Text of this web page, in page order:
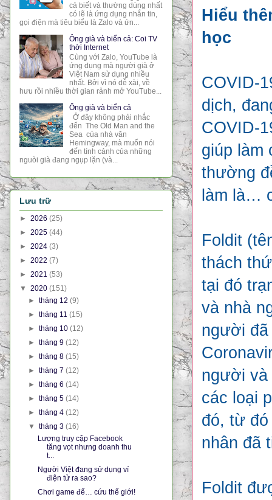
Hiểu
học
COVID-
dịch,
COVID-
giúp làm
thường
làm là…
Foldit
thách
tại đó
và nhà
người đã
người và
các loại
đó, từ đó
nhân đã
Foldit
cả biết và thường dùng nhất
có lẽ là ứng dụng nhắn tin,
gọi điện mà tiêu biểu là Zalo và ứn...
Ông già và biển cả: Coi TV
thời Internet
Cùng với Zalo, YouTube là
ứng dụng mà người già ở
Việt Nam sử dụng nhiều
nhất. Bởi vì nó dễ xài, về
hưu rồi nhiều thời gian rảnh mở YouTube...
Ông già và biển cả
Ở đây không phải nhắc
đến The Old Man and the
Sea của nhà văn
Hemingway, mà muốn nói
đến tình cảnh của những
nguòi già đang ngụp lặn (và...
Lưu trữ
► 2026 (25)
► 2025 (44)
► 2024 (3)
► 2022 (7)
► 2021 (53)
▼ 2020 (151)
►tháng 12(9)
►tháng 11(15)
►tháng 10(12)
►tháng 9(12)
►tháng 8(15)
►tháng 7(12)
►tháng 6(14)
►tháng 5(14)
►tháng 4(12)
▼tháng 3(16)
Lượng truy cập Facebook
tăng vọt nhưng doanh thu
t...
Người Việt đang sử dụng ví
điện tử ra sao?
Chơi game để… cứu thế giới!